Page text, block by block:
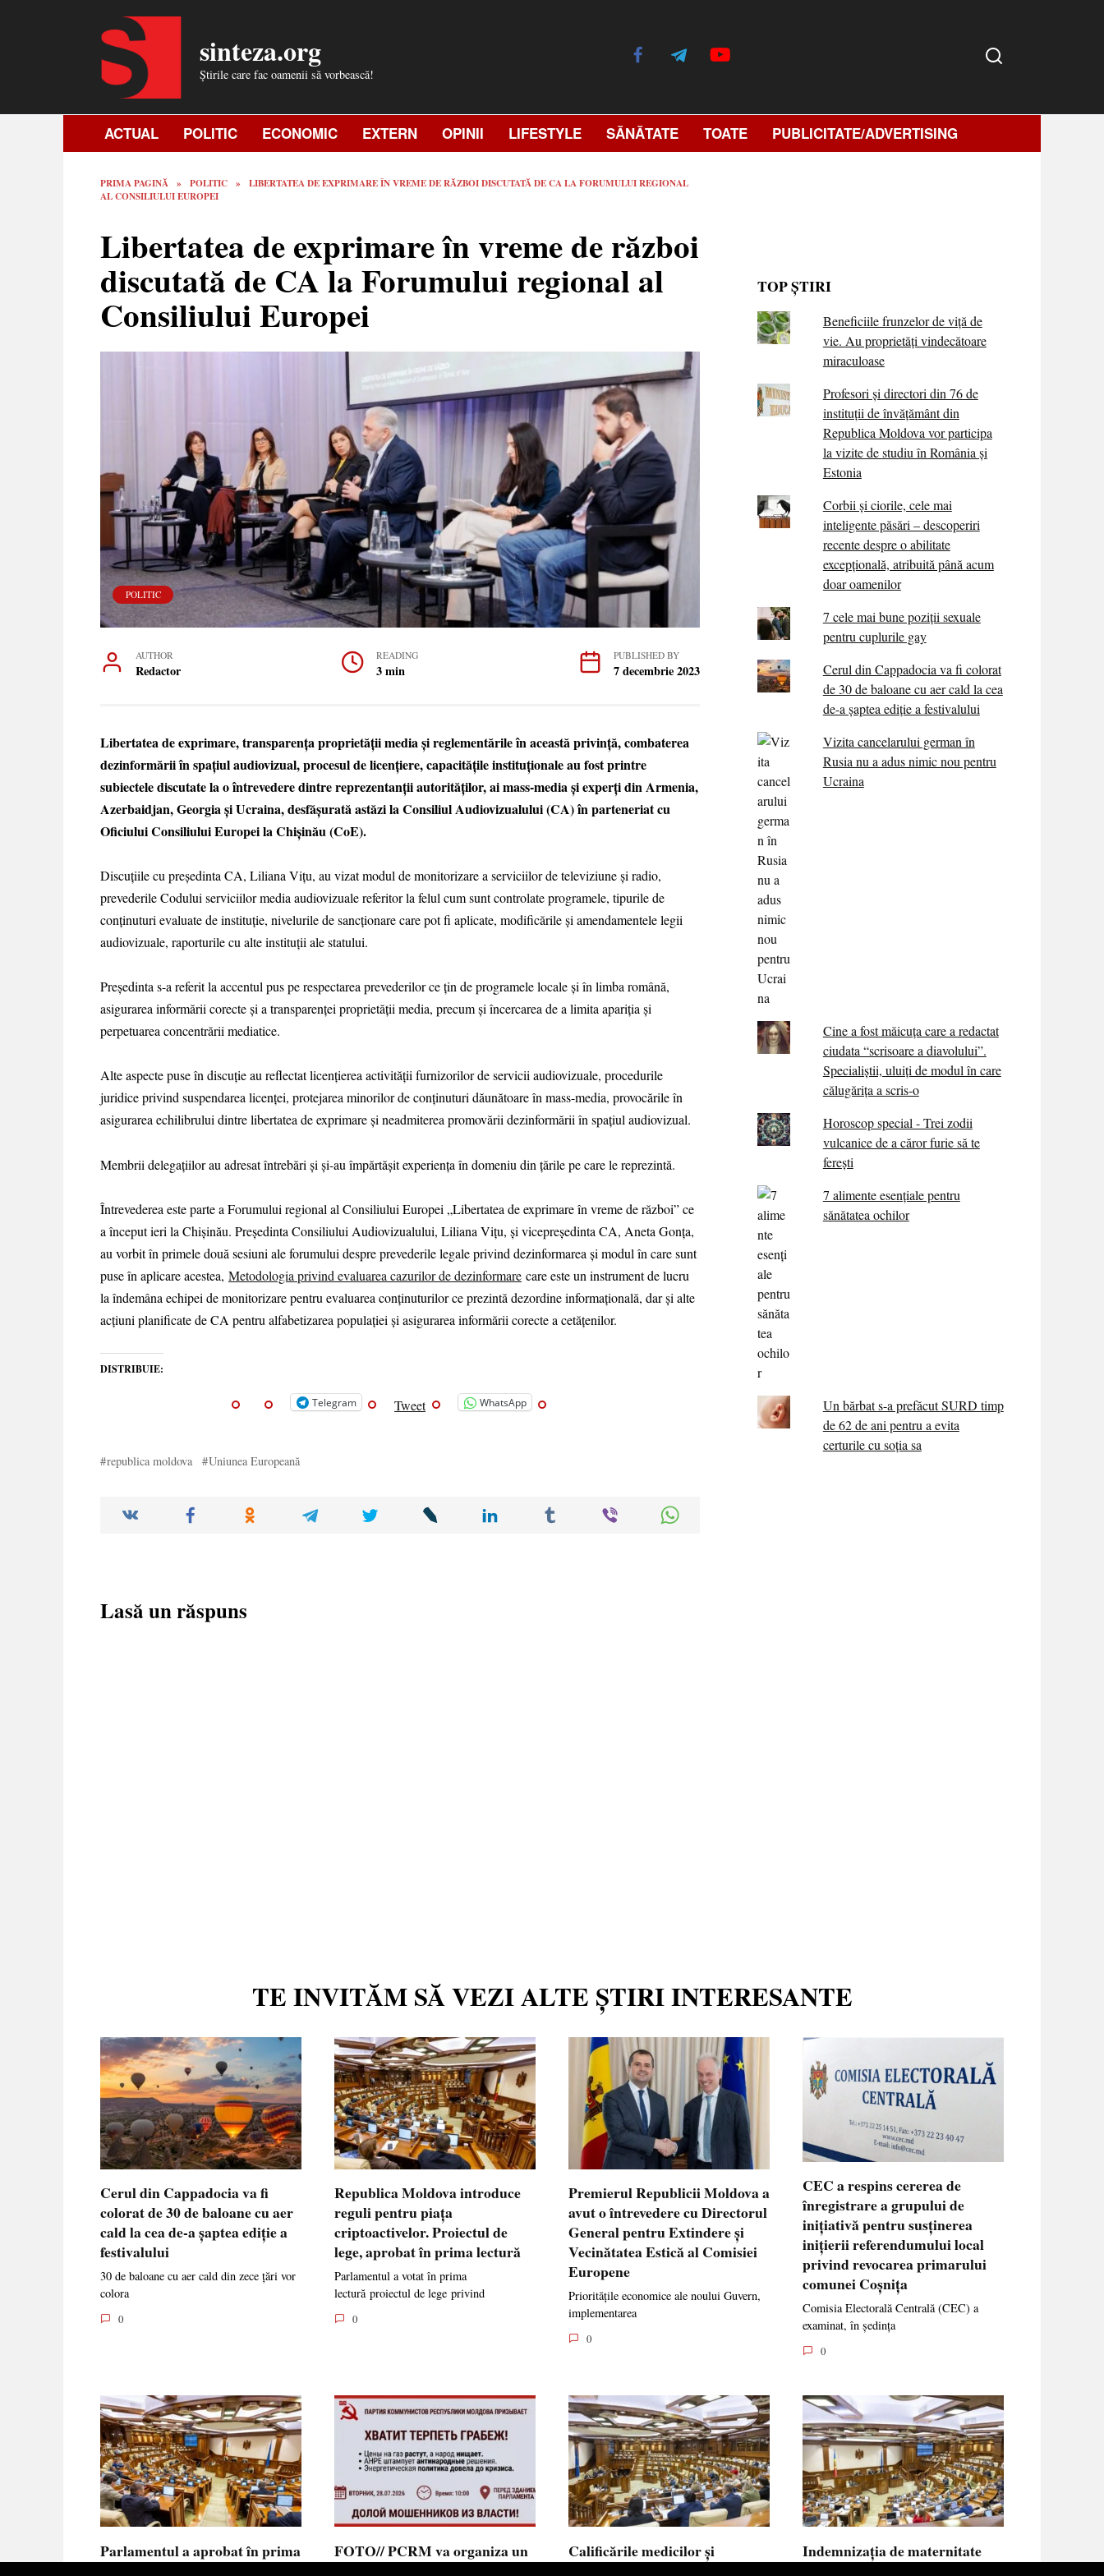
sinteza.org
Știrile care fac oamenii să vorbească!
ACTUAL POLITIC ECONOMIC EXTERN OPINII LIFESTYLE SĂNĂTATE TOATE PUBLICITATE/ADVERTISING
PRIMA PAGINĂ » POLITIC »
LIBERTATEA DE EXPRIMARE ÎN VREME DE RĂZBOI DISCUTATĂ DE CA LA FORUMULUI REGIONAL
AL CONSILIULUI EUROPEI
Libertatea de exprimare în vreme de război
discutată de CA la Forumului regional al
Consiliului Europei
POLITIC
AUTHOR
Redactor
READING
3 min
PUBLISHED BY
7 decembrie 2023
Libertatea de exprimare, transparența proprietății media și reglementările în această privință, combaterea
dezinformării în spațiul audiovizual, procesul de licențiere, capacitățile instituționale au fost printre
subiectele discutate la o întrevedere dintre reprezentanții autorităților, ai mass-media și experți din Armenia,
Azerbaidjan, Georgia și Ucraina, desfășurată astăzi la Consiliul Audiovizualului (CA) în parteneriat cu
Oficiului Consiliului Europei la Chișinău (CoE).
Discuțiile cu președinta CA, Liliana Vițu, au vizat modul de monitorizare a serviciilor de televiziune și radio,
prevederile Codului serviciilor media audiovizuale referitor la felul cum sunt controlate programele, tipurile de
conținuturi evaluate de instituție, nivelurile de sancționare care pot fi aplicate, modificările și amendamentele legii
audiovizuale, raporturile cu alte instituții ale statului.
Președinta s-a referit la accentul pus pe respectarea prevederilor ce țin de programele locale și în limba română,
asigurarea informării corecte și a transparenței proprietății media, precum și încercarea de a limita apariția și
perpetuarea concentrării mediatice.
Alte aspecte puse în discuție au reflectat licențierea activității furnizorilor de servicii audiovizuale, procedurile
juridice privind suspendarea licenței, protejarea minorilor de conținuturi dăunătoare în mass-media, provocările în
asigurarea echilibrului dintre libertatea de exprimare și neadmiterea promovării dezinformării în spațiul audiovizual.
Membrii delegațiilor au adresat întrebări și și-au împărtășit experiența în domeniu din țările pe care le reprezintă.
Întrevederea este parte a Forumului regional al Consiliului Europei „Libertatea de exprimare în vreme de război” ce
a început ieri la Chișinău. Președinta Consiliului Audiovizualului, Liliana Vițu, și vicepreședinta CA, Aneta Gonța,
au vorbit în primele două sesiuni ale forumului despre prevederile legale privind dezinformarea și modul în care sunt
puse în aplicare acestea, Metodologia privind evaluarea cazurilor de dezinformare care este un instrument de lucru
la îndemâna echipei de monitorizare pentru evaluarea conținuturilor ce prezintă dezordine informațională, dar și alte
acțiuni planificate de CA pentru alfabetizarea populației și asigurarea informării corecte a cetățenilor.
DISTRIBUIE:
Telegram Tweet WhatsApp
republica moldova Uniunea Europeană
Lasă un răspuns
TOP ȘTIRI
Beneficiile frunzelor de viță de
vie. Au proprietăţi vindecătoare
miraculoase
Profesori și directori din 76 de
instituții de învățământ din
Republica Moldova vor participa
la vizite de studiu în România și
Estonia
Corbii şi ciorile, cele mai
inteligente păsări – descoperiri
recente despre o abilitate
excepţională, atribuită până acum
doar oamenilor
7 cele mai bune poziții sexuale
pentru cuplurile gay
Cerul din Cappadocia va fi colorat
de 30 de baloane cu aer cald la cea
de-a șaptea ediție a festivalului
Vizita cancelarului german în
Rusia nu a adus nimic nou pentru
Ucraina
Cine a fost măicuţa care a redactat
ciudata “scrisoare a diavolului”.
Specialiştii, uluiţi de modul în care
călugărița a scris-o
Horoscop special - Trei zodii
vulcanice de a căror furie să te
ferești
7 alimente esenţiale pentru
sănătatea ochilor
Un bărbat s-a prefăcut SURD timp
de 62 de ani pentru a evita
certurile cu soția sa
TE INVITĂM SĂ VEZI ALTE ȘTIRI INTERESANTE
Cerul din Cappadocia va fi
colorat de 30 de baloane cu aer
cald la cea de-a șaptea ediție a
festivalului
30 de baloane cu aer cald din zece țări vor
colora
0
Republica Moldova introduce
reguli pentru piața
criptoactivelor. Proiectul de
lege, aprobat în prima lectură
Parlamentul a votat în prima
lectură proiectul de lege privind
0
Premierul Republicii Moldova a
avut o întrevedere cu Directorul
General pentru Extindere și
Vecinătatea Estică al Comisiei
Europene
Prioritățile economice ale noului Guvern,
implementarea
0
CEC a respins cererea de
înregistrare a grupului de
inițiativă pentru susținerea
inițierii referendumului local
privind revocarea primarului
comunei Coșnița
Comisia Electorală Centrală (CEC) a
examinat, în ședința
0
Parlamentul a aprobat în prima
FOTO// PCRM va organiza un
Calificările medicilor și
Indemnizația de maternitate